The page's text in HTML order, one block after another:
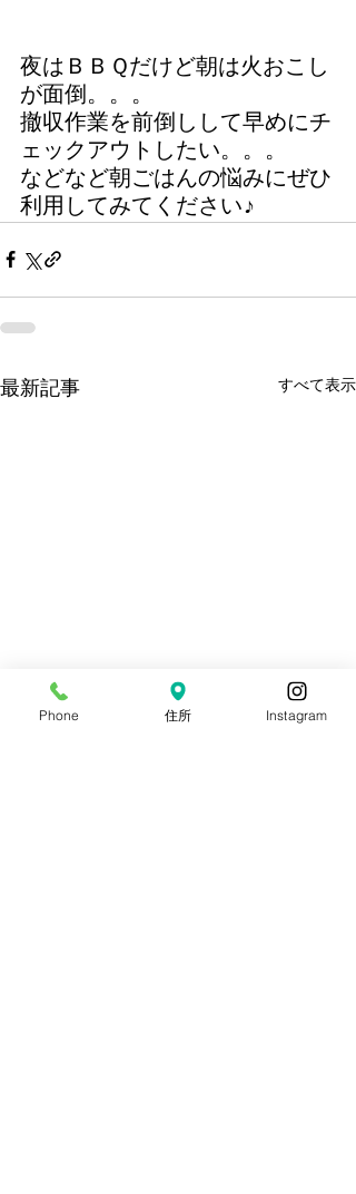
夜はＢＢＱだけど朝は火おこし
が面倒。。。
撤収作業を前倒しして早めにチ
ェックアウトしたい。。。
などなど朝ごはんの悩みにぜひ
利用してみてください♪
最新記事 すべて表示
Phone 住所 Instagram